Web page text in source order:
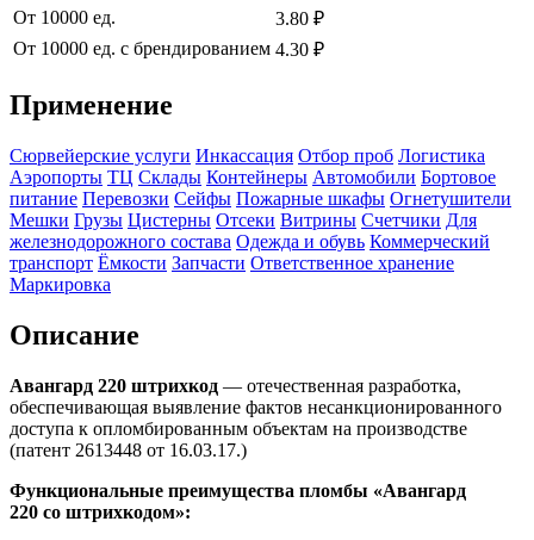
От 10000 ед.
3.80 ₽
От 10000 ед. с брендированием 4.30 ₽
Применение
Сюрвейерские услуги Инкассация Отбор проб Логистика
Аэропорты ТЦ Склады Контейнеры Автомобили Бортовое
питание Перевозки Сейфы Пожарные шкафы Огнетушители
Мешки Грузы Цистерны Отсеки Витрины Счетчики Для
железнодорожного состава Одежда и обувь Коммерческий
транспорт Ёмкости Запчасти Ответственное хранение
Маркировка
Описание
Авангард 220 штрихкод — отечественная разработка,
обеспечивающая выявление фактов несанкционированного
доступа к опломбированным объектам на производстве
(патент 2613448 от 16.03.17.)
Функциональные преимущества пломбы «Авангард
220 со штрихкодом»: